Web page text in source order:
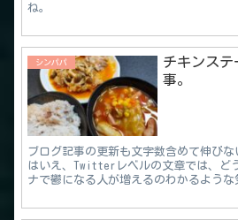
ね。
シンパパ
チキンステ
事。
ブログ記事の更新も文字数含めて伸び
はいえ、Twitterレベルの文章では、ど
ナで鬱になる人が増えるのわかるような